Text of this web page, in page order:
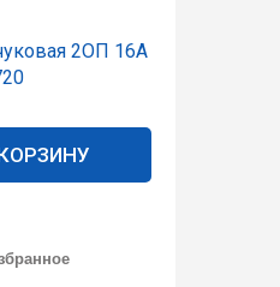
2ОП 16А